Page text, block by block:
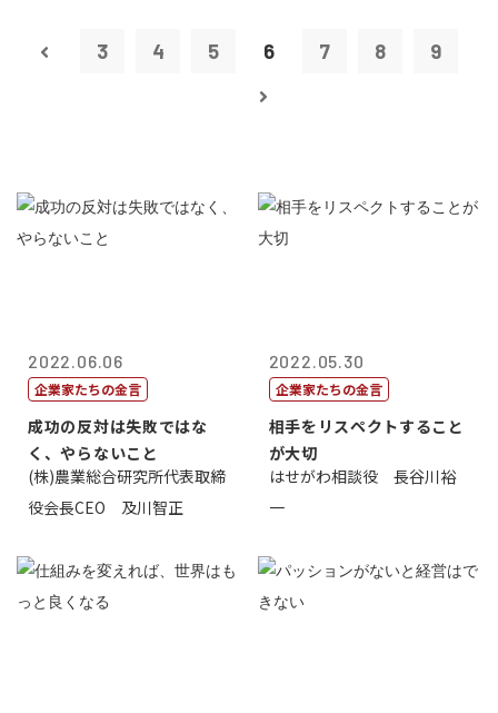
3 4 5 6 7 8 9
2022.06.06
企業家たちの金言
成功の反対は失敗ではな
く、やらないこと
(株)農業総合研究所代表取締
役会長CEO 及川智正
2022.05.30
企業家たちの金言
相手をリスペクトすること
が大切
はせがわ相談役 長谷川裕
一